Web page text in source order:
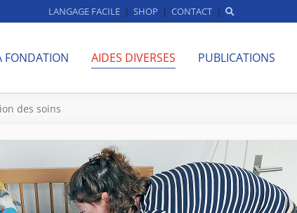
LANGAGE FACILE SHOP CONTACT
FONDATION AIDES DIVERSES PUBLICATIONS
des soins